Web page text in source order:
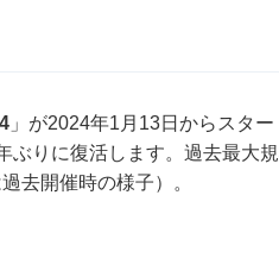
」が2024年1月13日からスター
ぶりに復活します。過去最大
去開催時の様子）。